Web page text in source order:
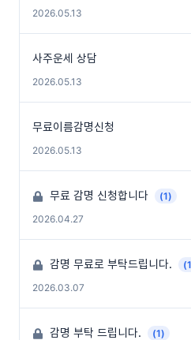
2026.05.13
사주운세 상담
2026.05.13
무료이름감명신청
2026.05.13
무료 감명 신청합니다
(1)
2026.04.27
감명 무료로 부탁드립니다.
2026.03.07
감명 부탁 드립니다.
(1)